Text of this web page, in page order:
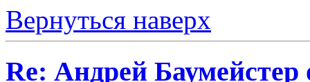
Вернуться наверх
Re: Андрей Баумейстер